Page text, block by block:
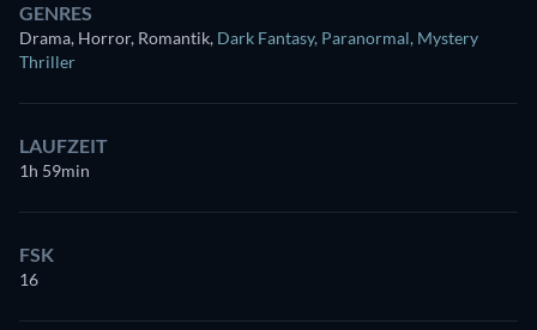
GENRES
Drama, Horror, Romantik, Dark Fantasy, Paranormal, Mystery
Thriller
LAUFZEIT
1h 59min
FSK
16